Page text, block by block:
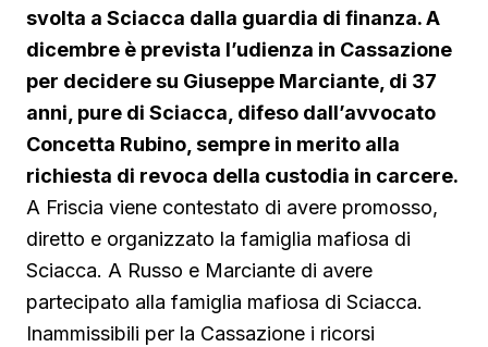
svolta a Sciacca dalla guardia di finanza. A
dicembre è prevista l’udienza in Cassazione
per decidere su Giuseppe Marciante, di 37
anni, pure di Sciacca, difeso dall’avvocato
Concetta Rubino, sempre in merito alla
richiesta di revoca della custodia in carcere.
A Friscia viene contestato di avere promosso,
diretto e organizzato la famiglia mafiosa di
Sciacca. A Russo e Marciante di avere
partecipato alla famiglia mafiosa di Sciacca.
Inammissibili per la Cassazione i ricorsi